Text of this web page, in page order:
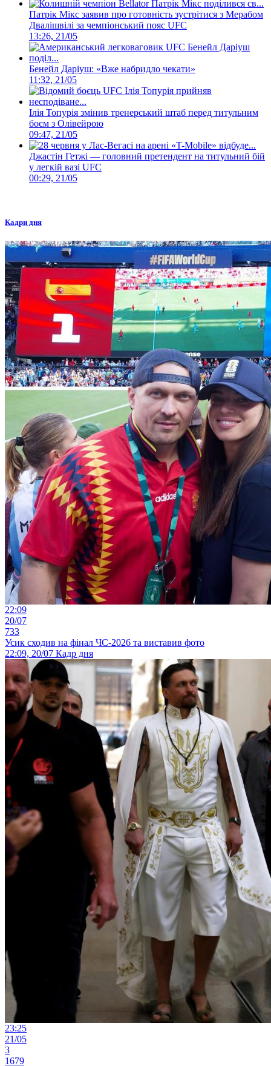
Патрік Мікс заявив про готовність зустрітися з Мерабом
Двалішвілі за чемпіонський пояс UFC
13:26, 21/05
Бенейл Даріуш: «Вже набридло чекати»
11:32, 21/05
Ілія Топурія змінив тренерський штаб перед титульним
боєм з Олівейрою
09:47, 21/05
Джастін Гетжі — головний претендент на титульний бій
у легкій вазі UFC
00:29, 21/05
Кадри дня
22:09
20/07
733
Усик сходив на фінал ЧС-2026 та виставив фото
22:09, 20/07 Кадр дня
23:25
21/05
3
1679